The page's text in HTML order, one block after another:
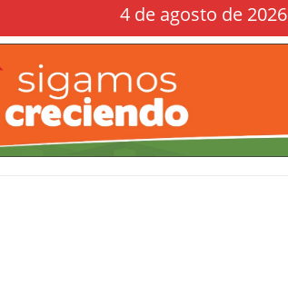
4 de agosto de 2026